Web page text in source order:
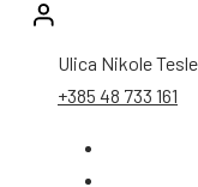
Ulica Nikole
+385 48 733 161